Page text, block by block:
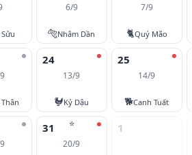
6/9
🐅Nhâm Dần
7/9
🐈Quý Mão
24
13/9
🐓Kỷ Dậu
25
14/9
🐕Canh Tuất
⭐
31
20/9
1